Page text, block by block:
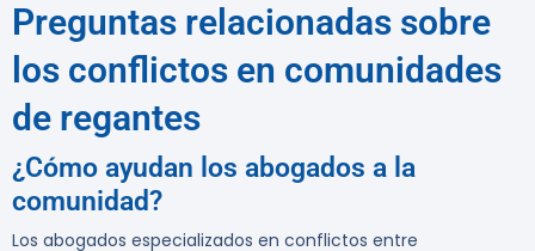
Preguntas relacionadas sobre
los conflictos en comunidades
de regantes
¿Cómo ayudan los abogados a la
comunidad?
Los abogados especializados en conflictos entre